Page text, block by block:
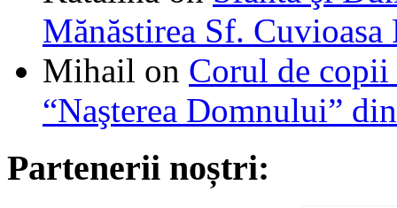
Mănăstirea Sf. Cuvioasa
Mihail on Corul de
“Naşterea Domnului”
Partenerii noștri: